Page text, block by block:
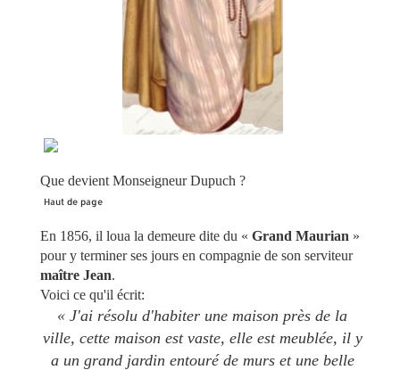
Que devient Monseigneur Dupuch ?
Haut de page
En 1856, il loua la demeure dite du « Grand Maurian »
pour y terminer ses jours en compagnie de son serviteur
maître Jean.
Voici ce qu'il écrit:
« J'ai résolu d'habiter une maison près de la
ville, cette maison est vaste, elle est meublée, il y
a un grand jardin entouré de murs et une belle